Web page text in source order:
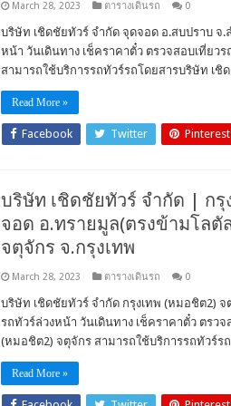
March 28, 2023 ตารางเดินรถ 0
บริษัท เชิดชัยทัวร์ จำกัด จุดจอด อ.สบปราบ จ.
หน้า วันเดินทาง เช็คราคาตั๋ว ตรวจสอบเที่ยว
สามารถใช้บริการรถทัวร์รถโดยสารบริษัท เชิ
Read More »
Facebook Twitter Pinterest
บริษัท เชิดชัยทัวร์ จำกัด | กรุ
จอด อ.ทรายมูล(ตรงข้ามโลตั
จตุจักร จ.กรุงเทพ
March 28, 2023 ตารางเดินรถ 0
บริษัท เชิดชัยทัวร์ จำกัด กรุงเทพ (หมอชิต2) จ
รถทัวร์ล่วงหน้า วันเดินทาง เช็คราคาตั๋ว ตรว
(หมอชิต2) จตุจักร สามารถใช้บริการรถทัวร์
Read More »